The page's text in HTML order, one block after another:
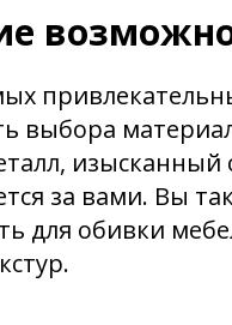
выбора
изысканный
за вами. Вы
для обивки